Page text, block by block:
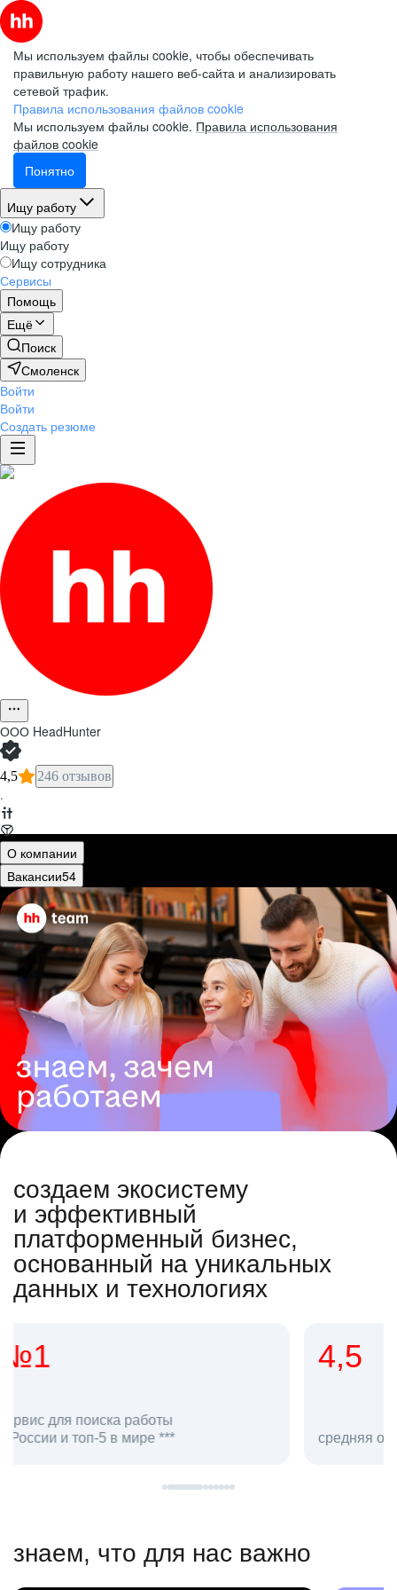
Мы используем файлы cookie, чтобы обеспечивать
правильную работу нашего веб-сайта и анализировать
сетевой трафик.
Правила использования файлов cookie
Мы используем файлы cookie. Правила использования
файлов cookie
Понятно
Ищу работу
Ищу работу
Ищу работу
Ищу сотрудника
Сервисы
Помощь
Ещё
Поиск
Смоленск
Войти
Войти
Создать резюме
ООО HeadHunter
4,5 246 отзывов
·
О компании
Вакансии54
создаем экосистему
и эффективный
платформенный бизнес,
основанный на уникальных
данных и технологиях
4,5
средняя оценка hh.ru как работодателя **
в hh.ru
знаем, что для нас важно